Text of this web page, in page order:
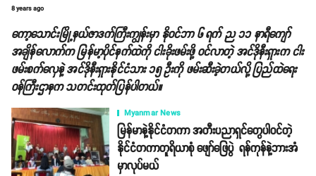
8 years ago
ကော့သောင်းမြို့နယ်ဇာဒက်ကြီးကျွန်းမှာ နိုဝင်ဘာ ၆ ရက် ည ၁၁ နာရီကျော်
အချိန်လောက်က မြန်မာ့ပိုင်နက်ထဲကို ငါးခိုးဖမ်းဖို့ ဝင်လာတဲ့ အင်ဒိုနီးရှားက ငါး
ဖမ်းစက်လှေနဲ့ အင်ဒိုနီးရှားနိုင်ငံသား ၁၅ ဦးကို ဖမ်းဆီးခဲ့တယ်လို့ ပြည်ထဲရေး
ဝန်ကြီးဌာနက သတင်းထုတ်ပြန်ပါတယ်။
Myanmar News
မြန်မာနဲ့နိုင်ငံတကာ အတီးပညာရှင်တွေပါဝင်တဲ့
နိုင်ငံတကာတူရိယာစုံ ဖျော်ဖြေပွဲ ရန်ကုန်နဲ့ဘားအံ
မှာလုပ်မယ်